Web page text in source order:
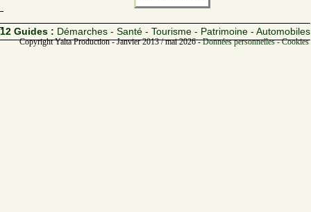
12 Guides : Démarches - Santé - Tourisme - Patrimoine - Automobiles
Copyright Yalta Production - Janvier 2013 / mai 2026 -Données personnelles -